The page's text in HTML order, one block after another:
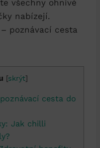
všechny ohnivé
nabízejí.
[skrýt]
cesta do
Jak chilli